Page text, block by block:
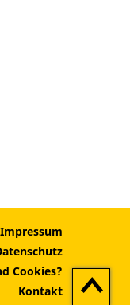
Impressum
Cookies?
Kontakt
Zum